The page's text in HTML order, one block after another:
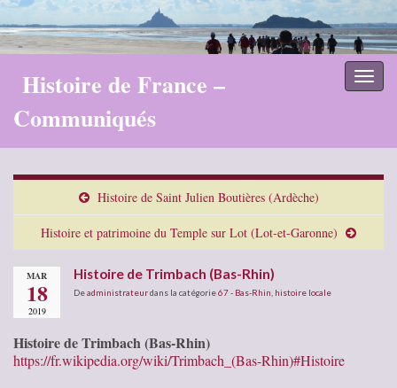
Histoire de France –
Communiqués
Histoire de Saint Julien Boutières (Ardèche)
Histoire et patrimoine du Temple sur Lot (Lot-et-Garonne)
MAR
18
2019
Histoire de Trimbach (Bas-Rhin)
Deadministrateurdans la catégorie67 - Bas-Rhin histoire locale
Histoire de Trimbach (Bas-Rhin)
https://fr.wikipedia.org/wiki/Trimbach_(Bas-Rhin)#Histoire